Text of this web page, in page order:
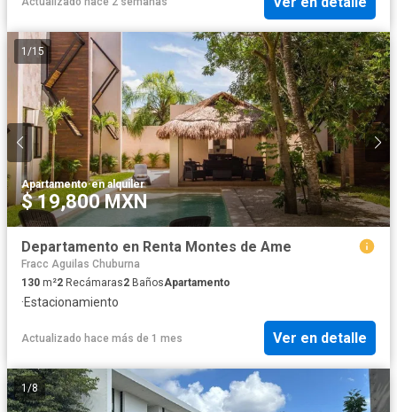
1 /15
Apartamento·en alquiler
$ 19,800 MXN
Departamento en Renta Montes de Ame
Fracc Aguilas Chuburna
130 m²2 Recámaras2 BañosApartamento
·Estacionamiento
Actualizado hace más de 1 mes Ver en detalle
1/8